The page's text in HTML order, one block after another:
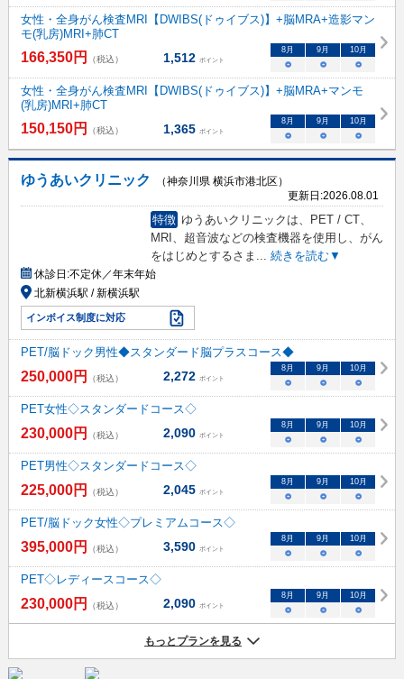
女性・全身がん検査MRI【DWIBS(ドゥイブス)】+脳MRA+造影マン
モ(乳房)MRI+肺CT
166,350円 （税込） 1,512 ポイント
8 月 9 月 10月
○ ○ ○
女性・全身がん検査MRI【DWIBS(ドゥイブス)】+脳MRA+マンモ
(乳房)MRI+肺CT
150,150円 （税込） 1,365 ポイント
8 月 9 月 10月
○ ○ ○
ゆうあいクリニック
（神奈川県 横浜市港北区）
更新日:2026.08.01
特徴 ゆうあいクリニックは、PET / CT、
MRI、超音波などの検査機器を使用し、がん
をはじめとするさま ... 続きを読む▼
休診日:不定休／年末年始
北新横浜駅 / 新横浜駅
インボイス制度に対応
PET/脳ドック男性◆スタンダード脳プラスコース◆
250,000円 （税込） 2,272 ポイント
8月 9月 10月
○ ○ ○
PET女性◇スタンダードコース◇
230,000円 （税込） 2,090 ポイント
8月 9月 10月
○ ○ ○
PET男性◇スタンダードコース◇
225,000円 （税込） 2,045 ポイント
8月 9月 10月
○ ○ ○
PET/脳ドック女性◇プレミアムコース◇
395,000円 （税込） 3,590 ポイント
8月 9月 10月
○ ○ ○
PET◇レディースコース◇
230,000円 （税込） 2,090 ポイント
8月 9月 10月
○ ○ ○
もっとプランを見る